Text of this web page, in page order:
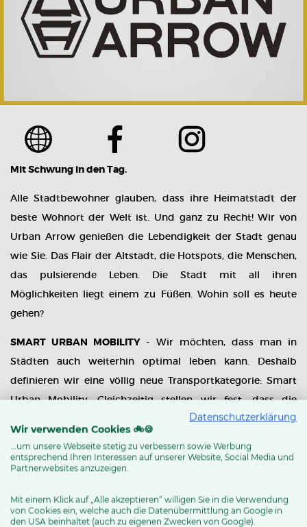
Mit Schwung in den Tag.
Alle Stadtbewohner glauben, dass ihre Heimatstadt der
beste Wohnort der Welt ist. Und ganz zu Recht! Wir von
Urban Arrow genießen die Lebendigkeit der Stadt genau
wie Sie. Das Flair der Altstadt, die Hotspots, die Menschen,
das pulsierende Leben. Die Stadt mit all ihren
Möglichkeiten liegt einem zu Füßen. Wohin soll es heute
gehen?
SMART URBAN MOBILITY- Wir möchten, dass man in
Städten auch weiterhin optimal leben kann. Deshalb
definieren wir eine völlig neue Transportkategorie: Smart
Urban Mobility. Gleichzeitig stellen wir fest, dass die
Straßen verstopfen und wir dringend die
schnell. Indem wir die Transportkapazität Ihres Autos mit
der Wendbarkeit eines E-Bikes kombinieren, realisieren wir
das optimale Transportmittel für alles, was Ihnen lieb ist.
Von A nach B – und weiter. Sauber, sicher, schnell – und
Datenschutzerklärung
Wir verwenden Cookies 🚲🍪
...um unsere Webseite stetig zu verbessern sowie Werbung
entsprechend Ihren Interessen auf unserer Website, Social Media und
Partnerwebsites anzuzeigen.
Mit einem Klick auf „Alle akzeptieren“ willigen Sie in die Verwendung
von Cookies ein, welche auch die Datenübermittlung an Google in
den USA beinhaltet (auch zu eigenen Zwecken von Google).